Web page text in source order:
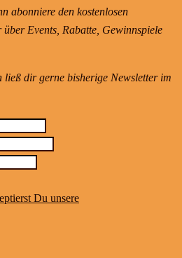
abonniere den kostenlosen
Events, Rabatte, Gewinnspiele
ließ dir gerne bisherige Newsletter im
Du unsere